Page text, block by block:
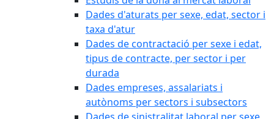
Dades d'aturats per sexe, edat, sector i
taxa d'atur
Dades de contractació per sexe i edat,
tipus de contracte, per sector i per
durada
Dades empreses, assalariats i
autònoms per sectors i subsectors